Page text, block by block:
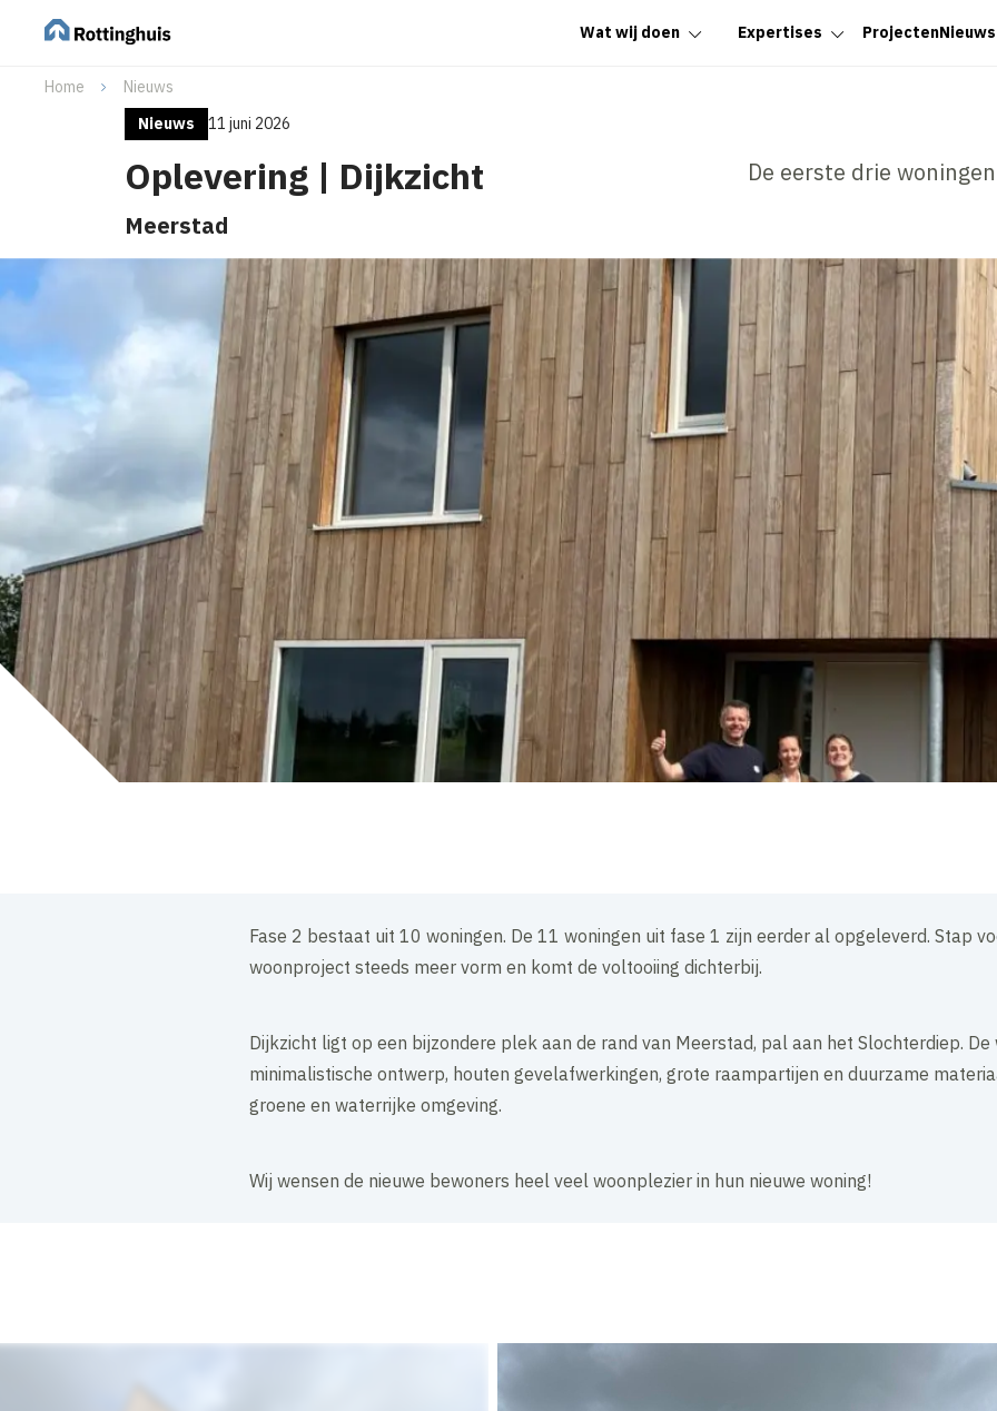
Wat wij doen Expertises ProjectenNieuws
Home
Nieuws
Nieuws
11 juni 2026
Oplevering | Dijkzicht
Meerstad
De eerste drie
Fase 2 bestaat uit 10 woningen. De 11 woningen uit fase 1 zijn eerder al opgeleverd. Stap
woonproject steeds meer vorm en komt de voltooiing dichterbij.
Dijkzicht ligt op een bijzondere plek aan de rand van Meerstad, pal aan het Slochterdiep.
minimalistische ontwerp, houten gevelafwerkingen, grote raampartijen en duurzame
groene en waterrijke omgeving.
Wij wensen de nieuwe bewoners heel veel woonplezier in hun nieuwe woning!